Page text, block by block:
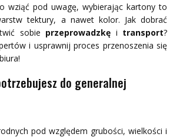
wziąć pod uwagę, wybierając kartony to
tektury, a nawet kolor. Jak dobrać
sobie przeprowadzkę i transport?
i usprawnij proces przenoszenia się
do generalnej
pod względem grubości, wielkości i